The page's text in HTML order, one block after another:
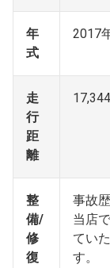
年
式
2017
走
行
距
離
整
備/
修
復
事故
当店
てい
す。